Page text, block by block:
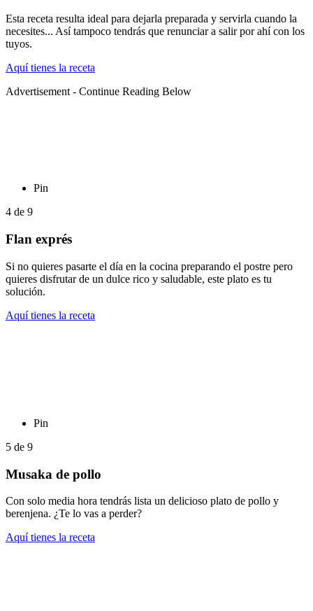
Esta receta resulta ideal para dejarla preparada y servirla cuando la
necesites... Así tampoco tendrás que renunciar a salir por ahí con los
tuyos.
Aquí tienes la receta
Advertisement - Continue Reading Below
Pin
4 de 9
Flan exprés
Si no quieres pasarte el día en la cocina preparando el postre pero
quieres disfrutar de un dulce rico y saludable, este plato es tu
solución.
Aquí tienes la receta
Pin
5 de 9
Musaka de pollo
Con solo media hora tendrás lista un delicioso plato de pollo y
berenjena. ¿Te lo vas a perder?
Aquí tienes la receta